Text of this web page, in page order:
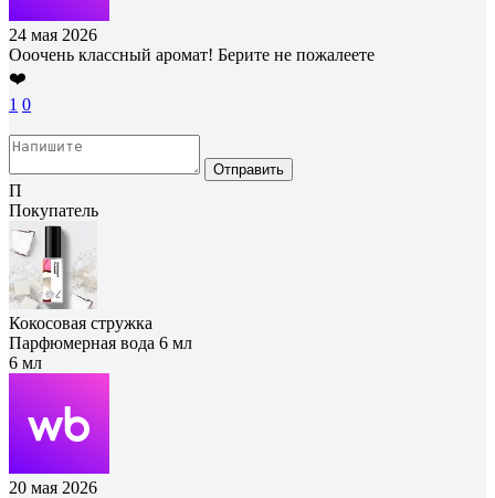
24 мая 2026
Ооочень классный аромат! Берите не пожалеете
❤️
1 0
Отправить
П
Покупатель
Кокосовая стружка
Парфюмерная вода 6 мл
6 мл
20 мая 2026